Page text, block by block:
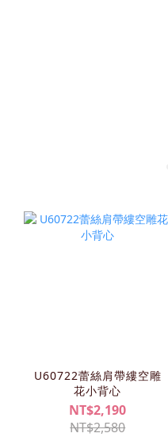
U60722蕾絲肩帶縷空雕
花小背心
NT$2,190
NT$2,580